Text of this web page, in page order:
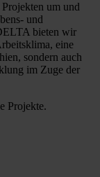
um und
und
bieten wir
eine
sondern auch
im Zuge der
Projekte.